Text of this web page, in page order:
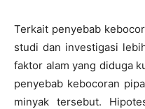
Terkait penyebab
studi dan investigasi
faktor alam yang diduga
penyebab kebocoran
minyak tersebut.